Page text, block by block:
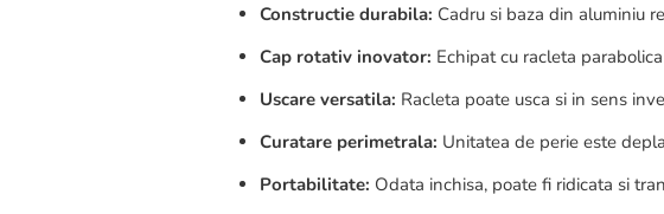
Constructie durabila: Cadru si baza din aluminiu
Cap rotativ inovator: Echipat cu racleta
Uscare versatila: Racleta poate usca si in sens
Curatare perimetrala: Unitatea de perie este
Portabilitate: Odata inchisa, poate fi ridicata si